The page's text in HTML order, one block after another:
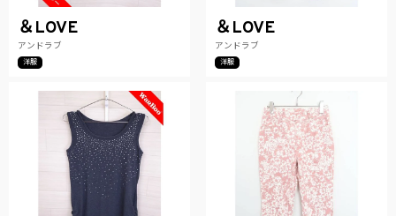
＆LOVE
アンドラブ
洋服
＆LOVE
アンドラブ
洋服